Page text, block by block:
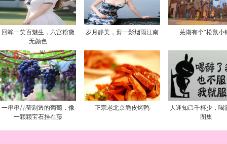
回眸一笑百魅生，六宫粉黛
无颜色
岁月静美，剪一影烟雨江南 芜湖有个“松鼠小
一串串晶莹剔透的葡萄，像
一颗颗宝石挂在藤
正宗老北京脆皮烤鸭
人逢知己千杯少，喝
图集